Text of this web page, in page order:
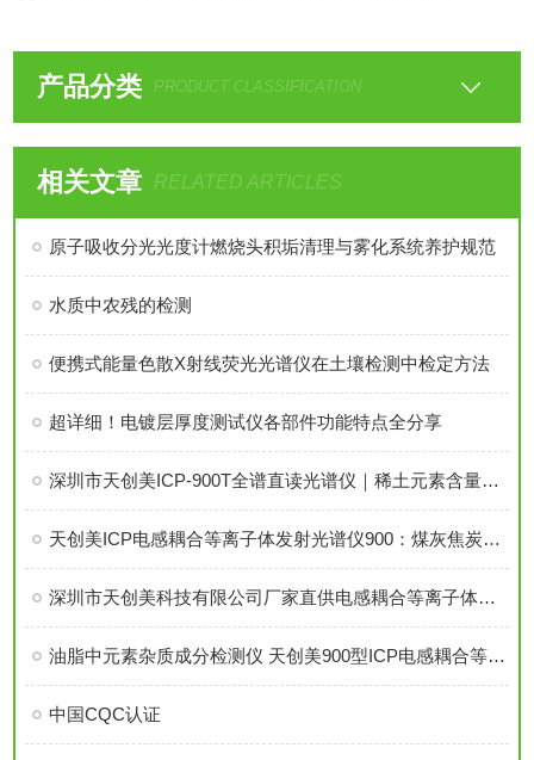
产品分类 PRODUCT CLASSIFICATION
相关文章 RELATED ARTICLES
原子吸收分光光度计燃烧头积垢清理与雾化系统养护规范
水质中农残的检测
便携式能量色散X射线荧光光谱仪在土壤检测中检定方法
超详细！电镀层厚度测试仪各部件功能特点全分享
深圳市天创美ICP-900T全谱直读光谱仪｜稀土元素含量检测专用设备
天创美ICP电感耦合等离子体发射光谱仪900：煤灰焦炭元素成分检测
深圳市天创美科技有限公司厂家直供电感耦合等离子体发射光谱仪
油脂中元素杂质成分检测仪 天创美900型ICP电感耦合等离子体发射光谱仪
中国CQC认证